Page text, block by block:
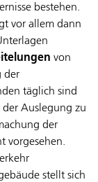
bestehen.
vor allem dann
von
der
täglich sind
Auslegung zu
der
vorgesehen.
stellt sich